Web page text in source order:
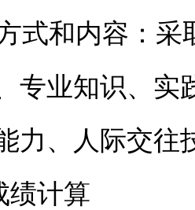
和内容：采
专业知识、实
力、人际交往
计算